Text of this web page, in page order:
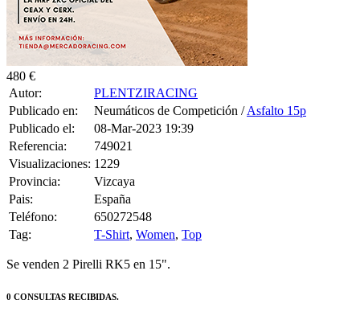
480 €
Autor:
PLENTZIRACING
Publicado en:
Neumáticos de Competición /Asfalto 15p
Publicado el:
08-Mar-2023 19:39
Referencia:
749021
Visualizaciones: 1229
Provincia:
Vizcaya
Pais:
España
Teléfono:
650272548
Tag:
T-Shirt, Women, Top
Se venden 2 Pirelli RK5 en 15".
0 CONSULTAS RECIBIDAS.